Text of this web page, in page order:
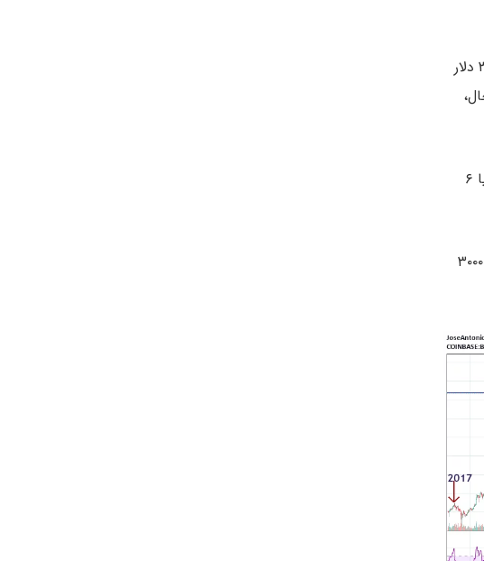
قیمت سهام Pfizer و Moderna دیروز نیز تیتر اخبار شدند. سهام Pfizer در طی یک روز از ۳۷.۹۵ دلار به ۳۶.۸۵ دلار
در عین حال، بیت کوین روند صعودی خود را به سمت بالا و بالاتر طی می‌کند. در حال حاضر بزرگترین رمز ارز دنیا ۶
معامله‌گران بیت کوین آخرین بار این قیمت را در آخرین کندل سبز سال ۲۰۱۸ (قبل از سقوط بیت کوین به قیمت ۳۰۰۰